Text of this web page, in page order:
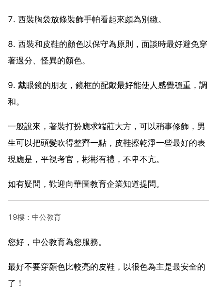
7. 西裝胸袋放條裝飾手帕看起來頗為別緻。
8. 西裝和皮鞋的顏色以保守為原則，面談時最好避免穿
著過分、怪異的顏色。
9. 戴眼鏡的朋友，鏡框的配戴最好能使人感覺穩重，調
和。
一般說來，著裝打扮應求端莊大方，可以稍事修飾，男
生可以把頭髮吹得整齊一點，皮鞋擦乾淨一些最好的表
現應是，平視考官，彬彬有禮，不卑不亢。
如有疑問，歡迎向華圖教育企業知道提問。
19樓：中公教育
您好，中公教育為您服務。
最好不要穿顏色比較亮的皮鞋，以很色為主是最安全的
了！